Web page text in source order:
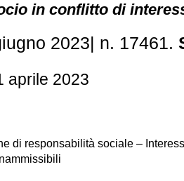
in conflitto di
2023| n. 17461.
aprile 2023
di responsabilità sociale –